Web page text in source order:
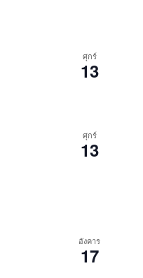
ศุกร์
13
ศุกร์
13
อังคาร
17